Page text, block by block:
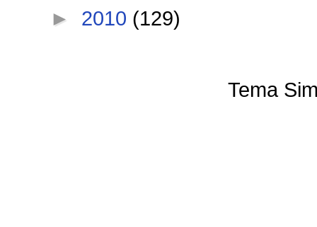
► 2010 (129)
Tema